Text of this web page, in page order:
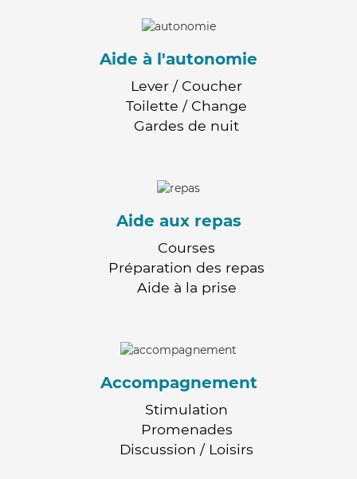
Aide à l'autonomie
Lever / Coucher
Toilette / Change
Gardes de nuit
Aide aux repas
Courses
Préparation des repas
Aide à la prise
Accompagnement
Stimulation
Promenades
Discussion / Loisirs